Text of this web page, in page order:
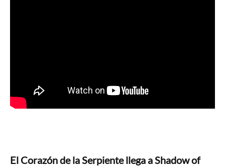
El Corazón de la Serpiente llega a Shadow of